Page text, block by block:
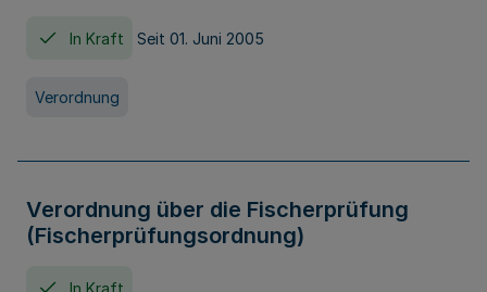
In Kraft Seit 01. Juni 2005
Verordnung
Verordnung über die Fischerprüfung
(Fischerprüfungsordnung)
In Kraft